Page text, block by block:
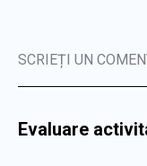
SCRIEȚI UN
Evaluare